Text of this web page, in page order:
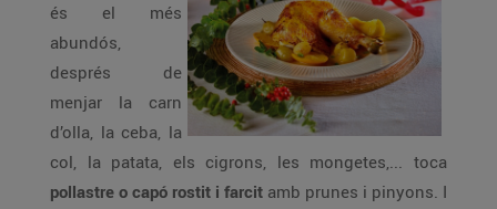
és el més
abundós,
després de
menjar la carn
d’olla, la ceba, la
col, la patata, els cigrons, les mongetes,... toca
pollastre o capó rostit i farcit amb prunes i pinyons. I